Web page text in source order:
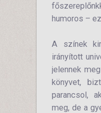
humoros –
A színek
irányított
jelennek
könyvet,
parancsol,
meg, de a